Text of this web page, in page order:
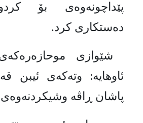
پێداچونەوەی بۆ
ده‌ستكاری كرد.
شێوازی
ئاوهایه‌‌: وته‌كه‌ی ئیبن
پاشان ڕاڤه‌